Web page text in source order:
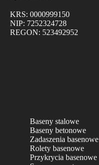
KRS: 0000999150
NIP: 7252324728
REGON: 523492952
Baseny stalowe
Baseny betonowe
Zadaszenia basenowe
Rolety basenowe
Przykrycia basenowe